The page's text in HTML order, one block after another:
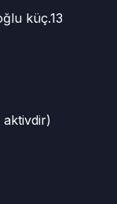
küç.13